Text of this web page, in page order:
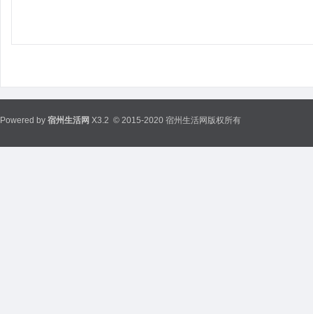
Powered by 宿州生活网 X3.2 © 2015-2020 宿州生活网版权所有